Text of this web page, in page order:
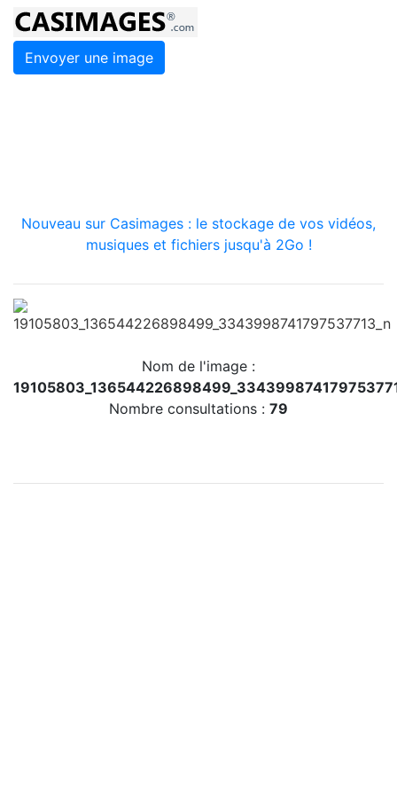
Envoyer une image
Nouveau sur Casimages : le stockage de vos vidéos,
musiques et fichiers jusqu'à 2Go !
Nom de l'image :
Nombre consultations : 79